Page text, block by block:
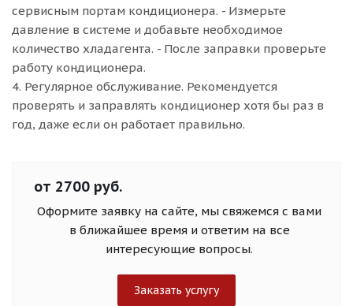
сервисным портам кондиционера. - Измерьте
давление в системе и добавьте необходимое
количество хладагента. - После заправки проверьте
работу кондиционера.
4. Регулярное обслуживание. Рекомендуется
проверять и заправлять кондиционер хотя бы раз в
год, даже если он работает правильно.
от 2700 руб.
Оформите заявку на сайте, мы свяжемся с вами
в ближайшее время и ответим на все
интересующие вопросы.
Заказать услугу